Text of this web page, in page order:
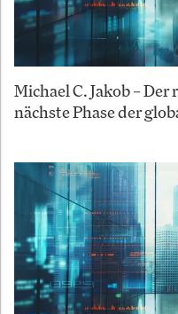
Michael C. Jakob –
nächste Phase der